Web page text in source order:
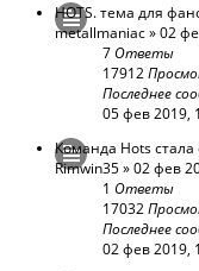
HOTS. тема для
metallmaniac» 02
7Ответы
17912
Последнее
05 фев 2019,
Команда Hots
Rimwin35» 02 фев
1 Ответы
17032
Последнее
02 фев 2019,